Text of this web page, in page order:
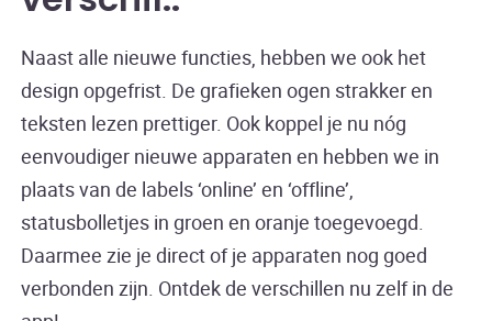
Naast alle nieuwe functies, hebben we ook het
design opgefrist. De grafieken ogen strakker en
teksten lezen prettiger. Ook koppel je nu nóg
eenvoudiger nieuwe apparaten en hebben we in
plaats van de labels ‘online’ en ‘offline’,
statusbolletjes in groen en oranje toegevoegd.
Daarmee zie je direct of je apparaten nog goed
verbonden zijn. Ontdek de verschillen nu zelf in de